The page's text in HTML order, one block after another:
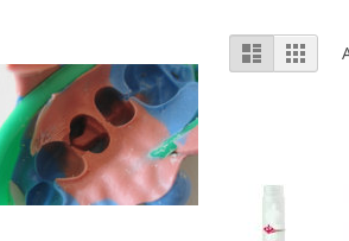
Mostra
come
Lista